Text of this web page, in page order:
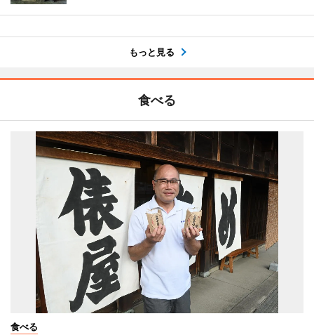
もっと見る
食べる
食べる